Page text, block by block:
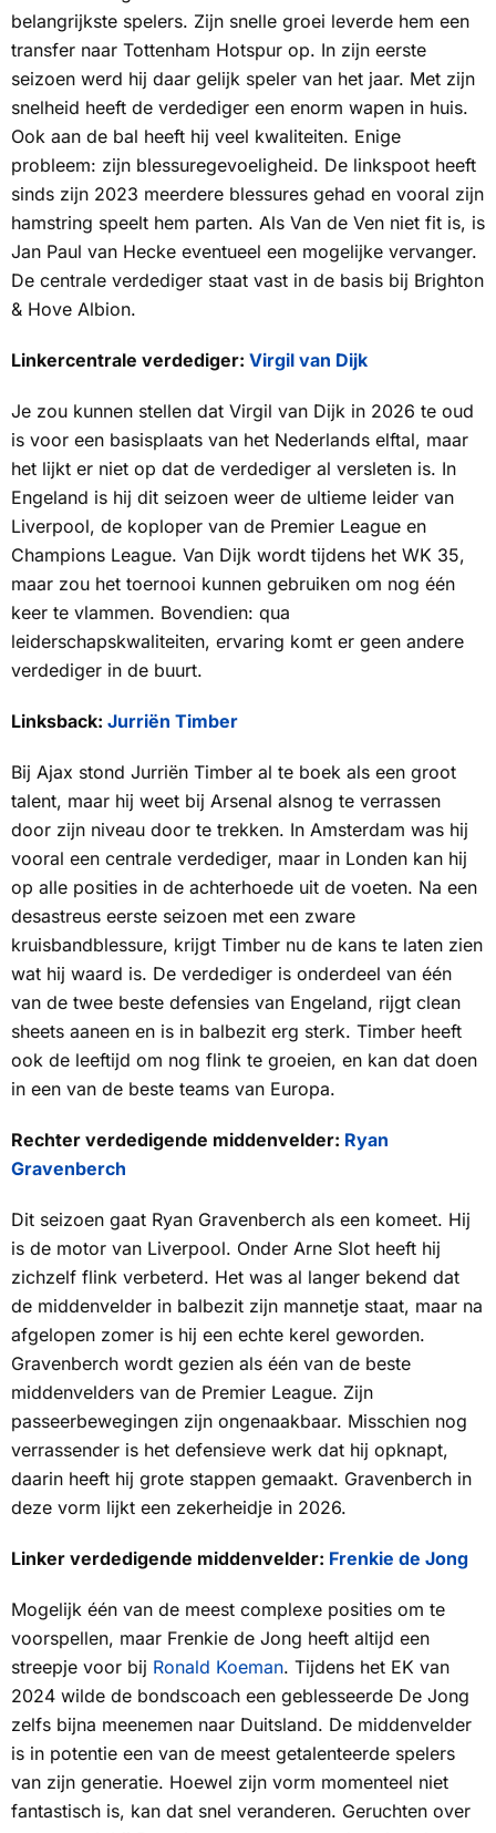
belangrijkste spelers. Zijn snelle groei leverde hem een
transfer naar Tottenham Hotspur op. In zijn eerste
seizoen werd hij daar gelijk speler van het jaar. Met zijn
snelheid heeft de verdediger een enorm wapen in huis.
Ook aan de bal heeft hij veel kwaliteiten. Enige
probleem: zijn blessuregevoeligheid. De linkspoot heeft
sinds zijn 2023 meerdere blessures gehad en vooral zijn
hamstring speelt hem parten. Als Van de Ven niet fit is, is
Jan Paul van Hecke eventueel een mogelijke vervanger.
De centrale verdediger staat vast in de basis bij Brighton
& Hove Albion.
Linkercentrale verdediger: Virgil van Dijk
Je zou kunnen stellen dat Virgil van Dijk in 2026 te oud
is voor een basisplaats van het Nederlands elftal, maar
het lijkt er niet op dat de verdediger al versleten is. In
Engeland is hij dit seizoen weer de ultieme leider van
Liverpool, de koploper van de Premier League en
Champions League. Van Dijk wordt tijdens het WK 35,
maar zou het toernooi kunnen gebruiken om nog één
keer te vlammen. Bovendien: qua
leiderschapskwaliteiten, ervaring komt er geen andere
verdediger in de buurt.
Linksback: Jurriën Timber
Bij Ajax stond Jurriën Timber al te boek als een groot
talent, maar hij weet bij Arsenal alsnog te verrassen
door zijn niveau door te trekken. In Amsterdam was hij
vooral een centrale verdediger, maar in Londen kan hij
op alle posities in de achterhoede uit de voeten. Na een
desastreus eerste seizoen met een zware
kruisbandblessure, krijgt Timber nu de kans te laten zien
wat hij waard is. De verdediger is onderdeel van één
van de twee beste defensies van Engeland, rijgt clean
sheets aaneen en is in balbezit erg sterk. Timber heeft
ook de leeftijd om nog flink te groeien, en kan dat doen
in een van de beste teams van Europa.
Rechter verdedigende middenvelder: Ryan
Gravenberch
Dit seizoen gaat Ryan Gravenberch als een komeet. Hij
is de motor van Liverpool. Onder Arne Slot heeft hij
zichzelf flink verbeterd. Het was al langer bekend dat
de middenvelder in balbezit zijn mannetje staat, maar na
afgelopen zomer is hij een echte kerel geworden.
Gravenberch wordt gezien als één van de beste
middenvelders van de Premier League. Zijn
passeerbewegingen zijn ongenaakbaar. Misschien nog
verrassender is het defensieve werk dat hij opknapt,
daarin heeft hij grote stappen gemaakt. Gravenberch in
deze vorm lijkt een zekerheidje in 2026.
Linker verdedigende middenvelder: Frenkie de Jong
Mogelijk één van de meest complexe posities om te
voorspellen, maar Frenkie de Jong heeft altijd een
streepje voor bij Ronald Koeman. Tijdens het EK van
2024 wilde de bondscoach een geblesseerde De Jong
zelfs bijna meenemen naar Duitsland. De middenvelder
is in potentie een van de meest getalenteerde spelers
van zijn generatie. Hoewel zijn vorm momenteel niet
fantastisch is, kan dat snel veranderen. Geruchten over